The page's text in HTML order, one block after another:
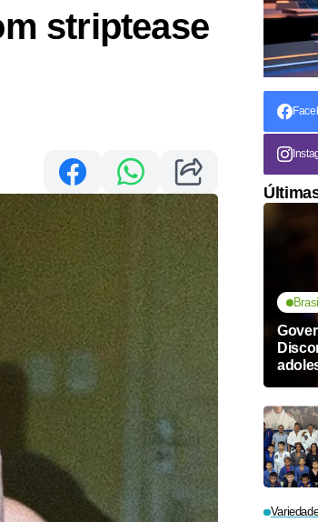
striptease
Brasil